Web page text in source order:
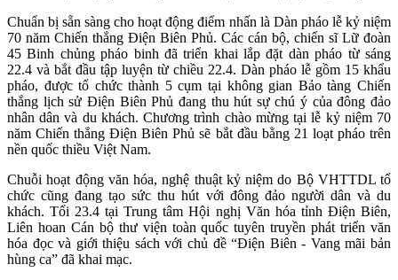
Chuẩn bị sẵn sàng cho hoạt động điểm nhấn là Dàn pháo lễ kỷ niệm
70 năm Chiến thắng Điện Biên Phủ. Các cán bộ, chiến sĩ Lữ đoàn
45 Binh chủng pháo binh đã triển khai lắp đặt dàn pháo từ sáng
22.4 và bắt đầu tập luyện từ chiều 22.4. Dàn pháo lễ gồm 15 khẩu
pháo, được tổ chức thành 5 cụm tại không gian Bảo tàng Chiến
thắng lịch sử Điện Biên Phủ đang thu hút sự chú ý của đông đảo
nhân dân và du khách. Chương trình chào mừng tại lễ kỷ niệm 70
năm Chiến thắng Điện Biên Phủ sẽ bắt đầu bằng 21 loạt pháo trên
nền quốc thiều Việt Nam.
Chuỗi hoạt động văn hóa, nghệ thuật kỷ niệm do Bộ VHTTDL tổ
chức cũng đang tạo sức thu hút với đông đảo người dân và du
khách. Tối 23.4 tại Trung tâm Hội nghị Văn hóa tỉnh Điện Biên,
Liên hoan Cán bộ thư viện toàn quốc tuyên truyền phát triển văn
hóa đọc và giới thiệu sách với chủ đề “Điện Biên - Vang mãi bản
hùng ca” đã khai mạc.